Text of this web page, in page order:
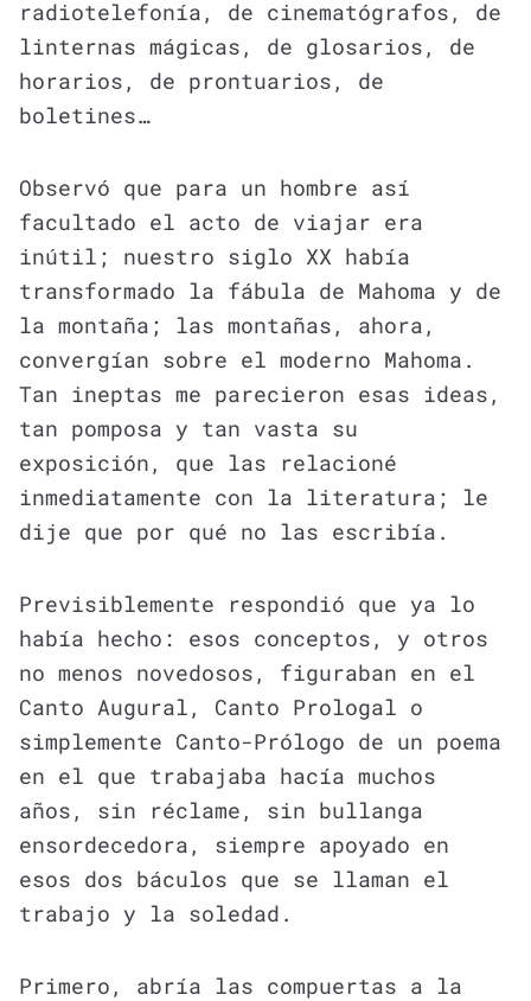
radiotelefonía, de cinematógrafos, de
linternas mágicas, de glosarios, de
horarios, de prontuarios, de
boletines…
Observó que para un hombre así
facultado el acto de viajar era
inútil; nuestro siglo XX había
transformado la fábula de Mahoma y de
la montaña; las montañas, ahora,
convergían sobre el moderno Mahoma.
Tan ineptas me parecieron esas ideas,
tan pomposa y tan vasta su
exposición, que las relacioné
inmediatamente con la literatura; le
dije que por qué no las escribía.
Previsiblemente respondió que ya lo
había hecho: esos conceptos, y otros
no menos novedosos, figuraban en el
Canto Augural, Canto Prologal o
simplemente Canto-Prólogo de un poema
en el que trabajaba hacía muchos
años, sin réclame, sin bullanga
ensordecedora, siempre apoyado en
esos dos báculos que se llaman el
trabajo y la soledad.
Primero, abría las compuertas a la